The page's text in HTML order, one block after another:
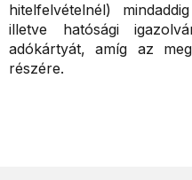
hitelfelvételnél)
illetve hatósági
adókártyát, amíg az
részére.